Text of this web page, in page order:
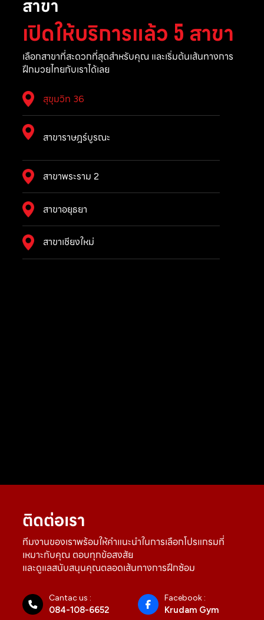
เปิดให้บริการแล้ว 5 สาขา
เลือกสาขาที่สะดวกที่สุดสำหรับคุณ และเริ่มต้นเส้นทางการ
ฝึกมวยไทยกับเราได้เลย
สุขุมวิท 36
สาขาราษฎร์บูรณะ
สาขาพระราม 2
สาขาอยุธยา
สาขาเชียงใหม่
ติดต่อเรา
ทีมงานของเราพร้อมให้คำแนะนำในการเลือกโปรแกรมที่
เหมาะกับคุณ ตอบทุกข้อสงสัย
และดูแลสนับสนุนคุณตลอดเส้นทางการฝึกซ้อม
Cantac us :
084-108-6652
Facebook :
Krudam Gym